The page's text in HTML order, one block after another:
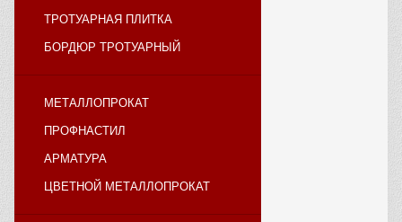
ТРОТУАРНАЯ ПЛИТКА
БОРДЮР ТРОТУАРНЫЙ
МЕТАЛЛОПРОКАТ
ПРОФНАСТИЛ
АРМАТУРА
ЦВЕТНОЙ МЕТАЛЛОПРОКАТ